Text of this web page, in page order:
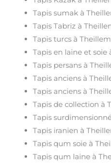
Tapis sumak à
Tapis Tabriz à
Tapis turcs à
Tapis en laine et soie
Tapis persans à
Tapis anciens à
Tapis anciens à
Tapis de collection à
Tapis
Tapis iranien à
Tapis qum soie à
Tapis qum laine à